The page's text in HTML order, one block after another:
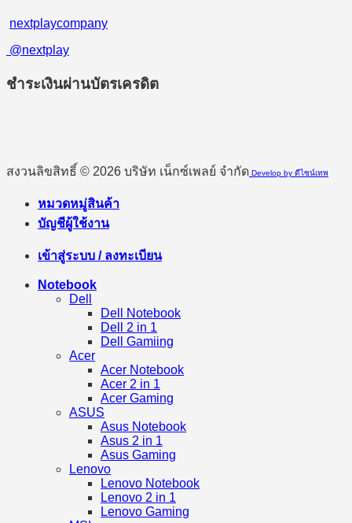
nextplaycompany
@nextplay
ชำระเงินผ่านบัตรเครดิต
สงวนลิขสิทธิ์ © 2026 บริษัท เน็กซ์เพลย์ จำกัด Develop by ดีไซน์เทพ
หมวดหมู่สินค้า
บัญชีผู้ใช้งาน
เข้าสู่ระบบ / ลงทะเบียน
Notebook
Dell
Dell Notebook
Dell 2 in 1
Dell Gamiing
Acer
Acer Notebook
Acer 2 in 1
Acer Gaming
ASUS
Asus Notebook
Asus 2 in 1
Asus Gaming
Lenovo
Lenovo Notebook
Lenovo 2 in 1
Lenovo Gaming